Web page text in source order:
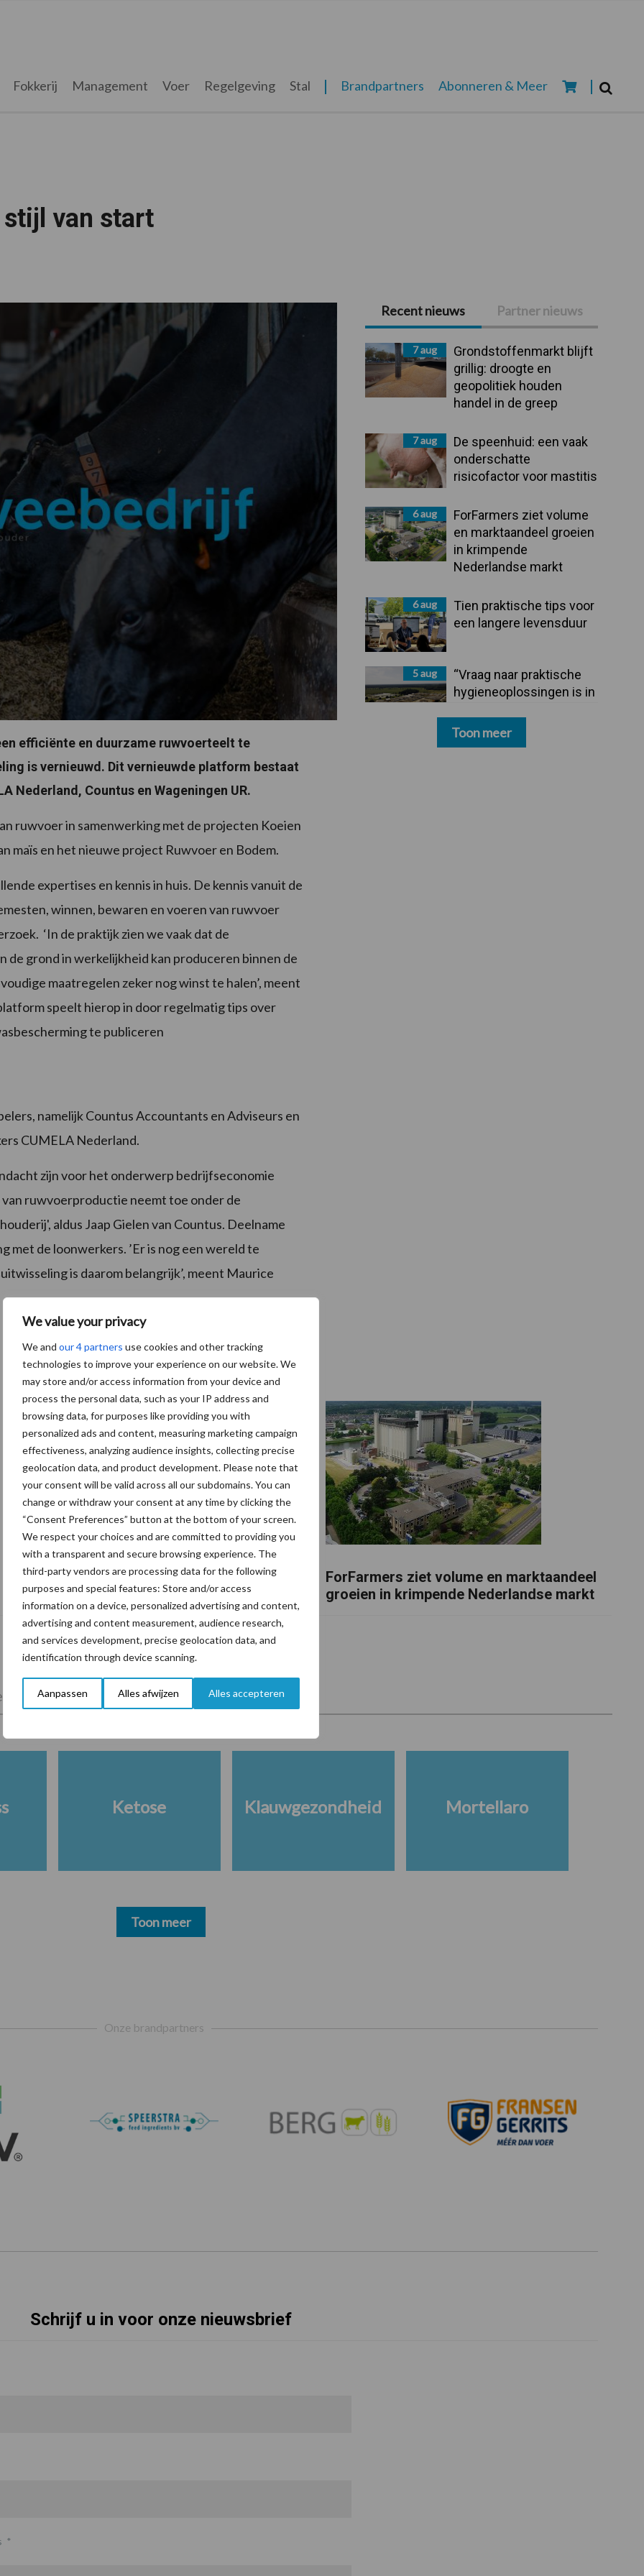
We value your privacy
We and our 4 partners use cookies and other tracking
technologies to improve your experience on our website. We
may store and/or access information from your device and
process the personal data, such as your IP address and
browsing data, for purposes like providing you with
personalized ads and content, measuring marketing campaign
effectiveness, analyzing audience insights, collecting precise
geolocation data, and product development. Please note that
your consent will be valid across all our subdomains. You can
change or withdraw your consent at any time by clicking the
“Consent Preferences” button at the bottom of your screen.
We respect your choices and are committed to providing you
with a transparent and secure browsing experience. The
third-party vendors are processing data for the following
purposes and special features: Store and/or access
information on a device, personalized advertising and content,
advertising and content measurement, audience research,
and services development, precise geolocation data, and
identification through device scanning.
Aanpassen Alles afwijzen Alles accepteren
Fokkerij Management Voer Regelgeving Stal Brandpartners Abonneren & Meer
van start
efficiënte en duurzame ruwvoerteelt te
is vernieuwd. Dit vernieuwde platform bestaat
Nederland, Countus en Wageningen UR.
ruwvoer in samenwerking met de projecten Koeien
maïs en het nieuwe project Ruwvoer en Bodem.
expertises en kennis in huis. De kennis vanuit de
winnen, bewaren en voeren van ruwvoer
‘In de praktijk zien we vaak dat de
grond in werkelijkheid kan produceren binnen de
maatregelen zeker nog winst te halen’, meent
speelt hierop in door regelmatig tips over
te publiceren
namelijk Countus Accountants en Adviseurs en
CUMELA Nederland.
zijn voor het onderwerp bedrijfseconomie
ruwvoerproductie neemt toe onder de
aldus Jaap Gielen van Countus. Deelname
met de loonwerkers. ’Er is nog een wereld te
is daarom belangrijk’, meent Maurice
Primaire
Sidebar
Recent nieuws Partner nieuws
7 aug
Grondstoffenmarkt blijft
grillig: droogte en
geopolitiek houden
handel in de greep
7 aug
De speenhuid: een vaak
onderschatte
risicofactor voor mastitis
6 aug
ForFarmers ziet volume
en marktaandeel groeien
in krimpende
Nederlandse markt
6 aug
Tien praktische tips voor
een langere levensduur
5 aug
“Vraag naar praktische
hygieneoplossingen is in
Toon meer
De speenhuid: een vaak onderschatte
risicofactor voor mastitis
ForFarmers ziet volume en marktaandeel
groeien in krimpende Nederlandse markt
Veevoer Wet en regelgeving
Ketose Klauwgezondheid Mortellaro
Toon meer
Onze brandpartners
Schrijf u in voor onze nieuwsbrief
*